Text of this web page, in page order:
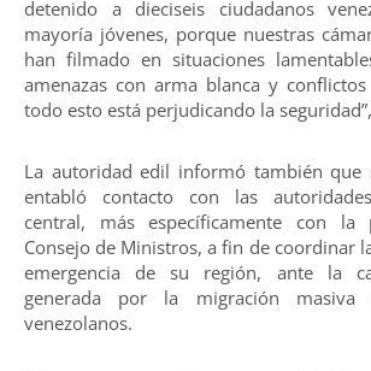
detenido a dieciseis ciudadanos
mayoría jóvenes, porque nuestras
han filmado en situaciones
amenazas con arma blanca y
todo esto está perjudicando la
La autoridad edil informó también que
entabló contacto con las
central, más específicamente con la
Consejo de Ministros, a fin de coordinar
emergencia de su región, ante la
generada por la migración masiva
venezolanos.